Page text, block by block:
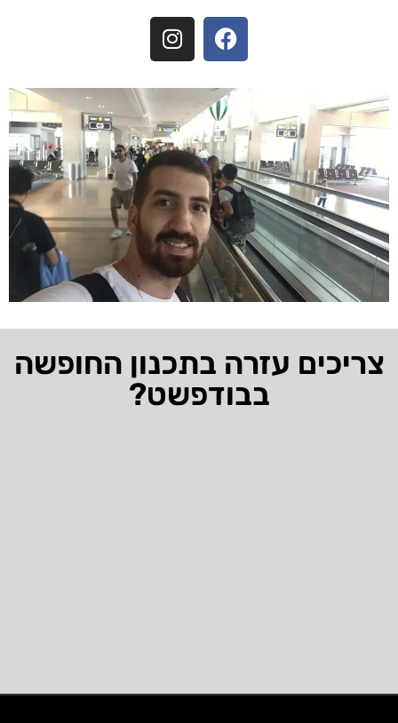
צריכים עזרה בתכנון החופשה
בבודפשט?